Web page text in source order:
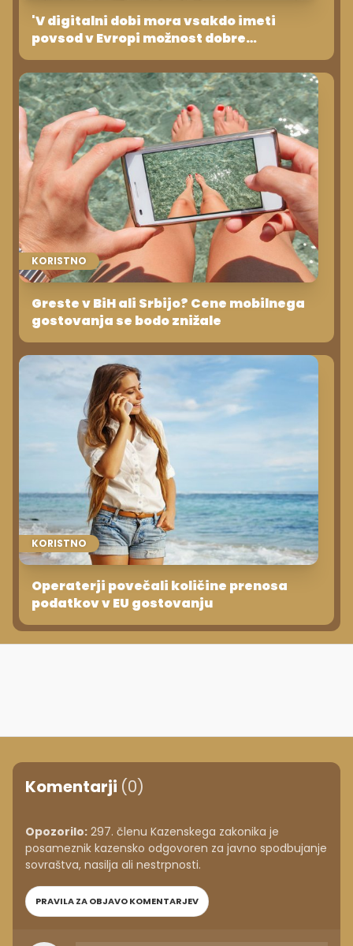
'V digitalni dobi mora vsakdo imeti
povsod v Evropi možnost dobre
povezljivosti kot doma'
KORISTNO
Greste v BiH ali Srbijo? Cene mobilnega
gostovanja se bodo znižale
KORISTNO
Operaterji povečali količine prenosa
podatkov v EU gostovanju
Komentarji (0)
Opozorilo: 297. členu Kazenskega zakonika je
posameznik kazensko odgovoren za javno spodbujanje
sovraštva, nasilja ali nestrpnosti.
PRAVILA ZA OBJAVO KOMENTARJEV